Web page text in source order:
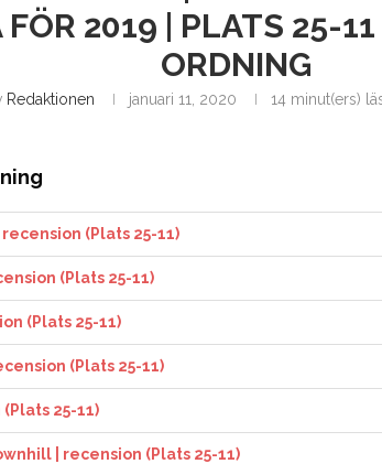
2019 | PLATS 25-
ORDNING
Redaktionen januari 11, 2020 14 minut(ers)
(Plats 25-11)
(Plats 25-11)
(Plats 25-11)
(Plats 25-11)
25-11)
| recension (Plats 25-11)